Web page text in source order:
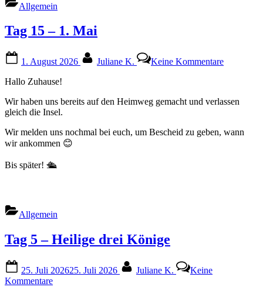
Allgemein
Tag 15 – 1. Mai
on
1. August 2026 Juliane K. Keine KommentareTag
Mai
Hallo Zuhause!
Wir haben uns bereits auf den Heimweg gemacht und verlassen
gleich die Insel.
Wir melden uns nochmal bei euch, um Bescheid zu geben, wann
wir ankommen 😊
Bis später! 🛳️
Allgemein
Tag 5 – Heilige drei Könige
on
25. Juli 202625. Juli 2026 Juliane K.
Keine
Kommentarezu